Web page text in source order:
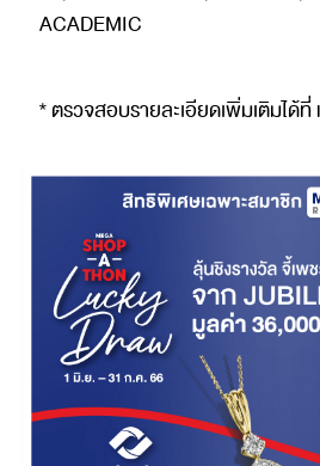
ACADEMIC
* ตรวจสอบรายละเอียดเพิ่มเติมได้ที่